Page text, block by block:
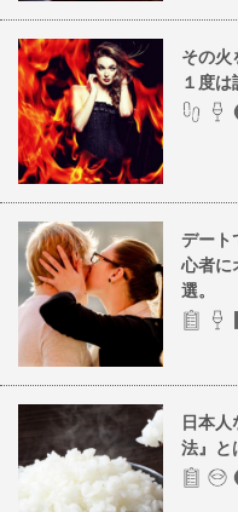
その
１度は
デート
心者に
選。
日本
法』と